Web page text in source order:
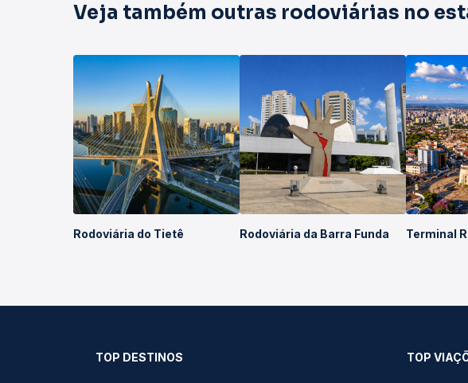
Veja também outras rodoviárias no
Rodoviária do Tietê Rodoviária da Barra Funda Terminal
TOP DESTINOS TOP